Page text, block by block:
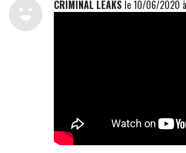
CRIMINAL LEAKS le 10/06/2020